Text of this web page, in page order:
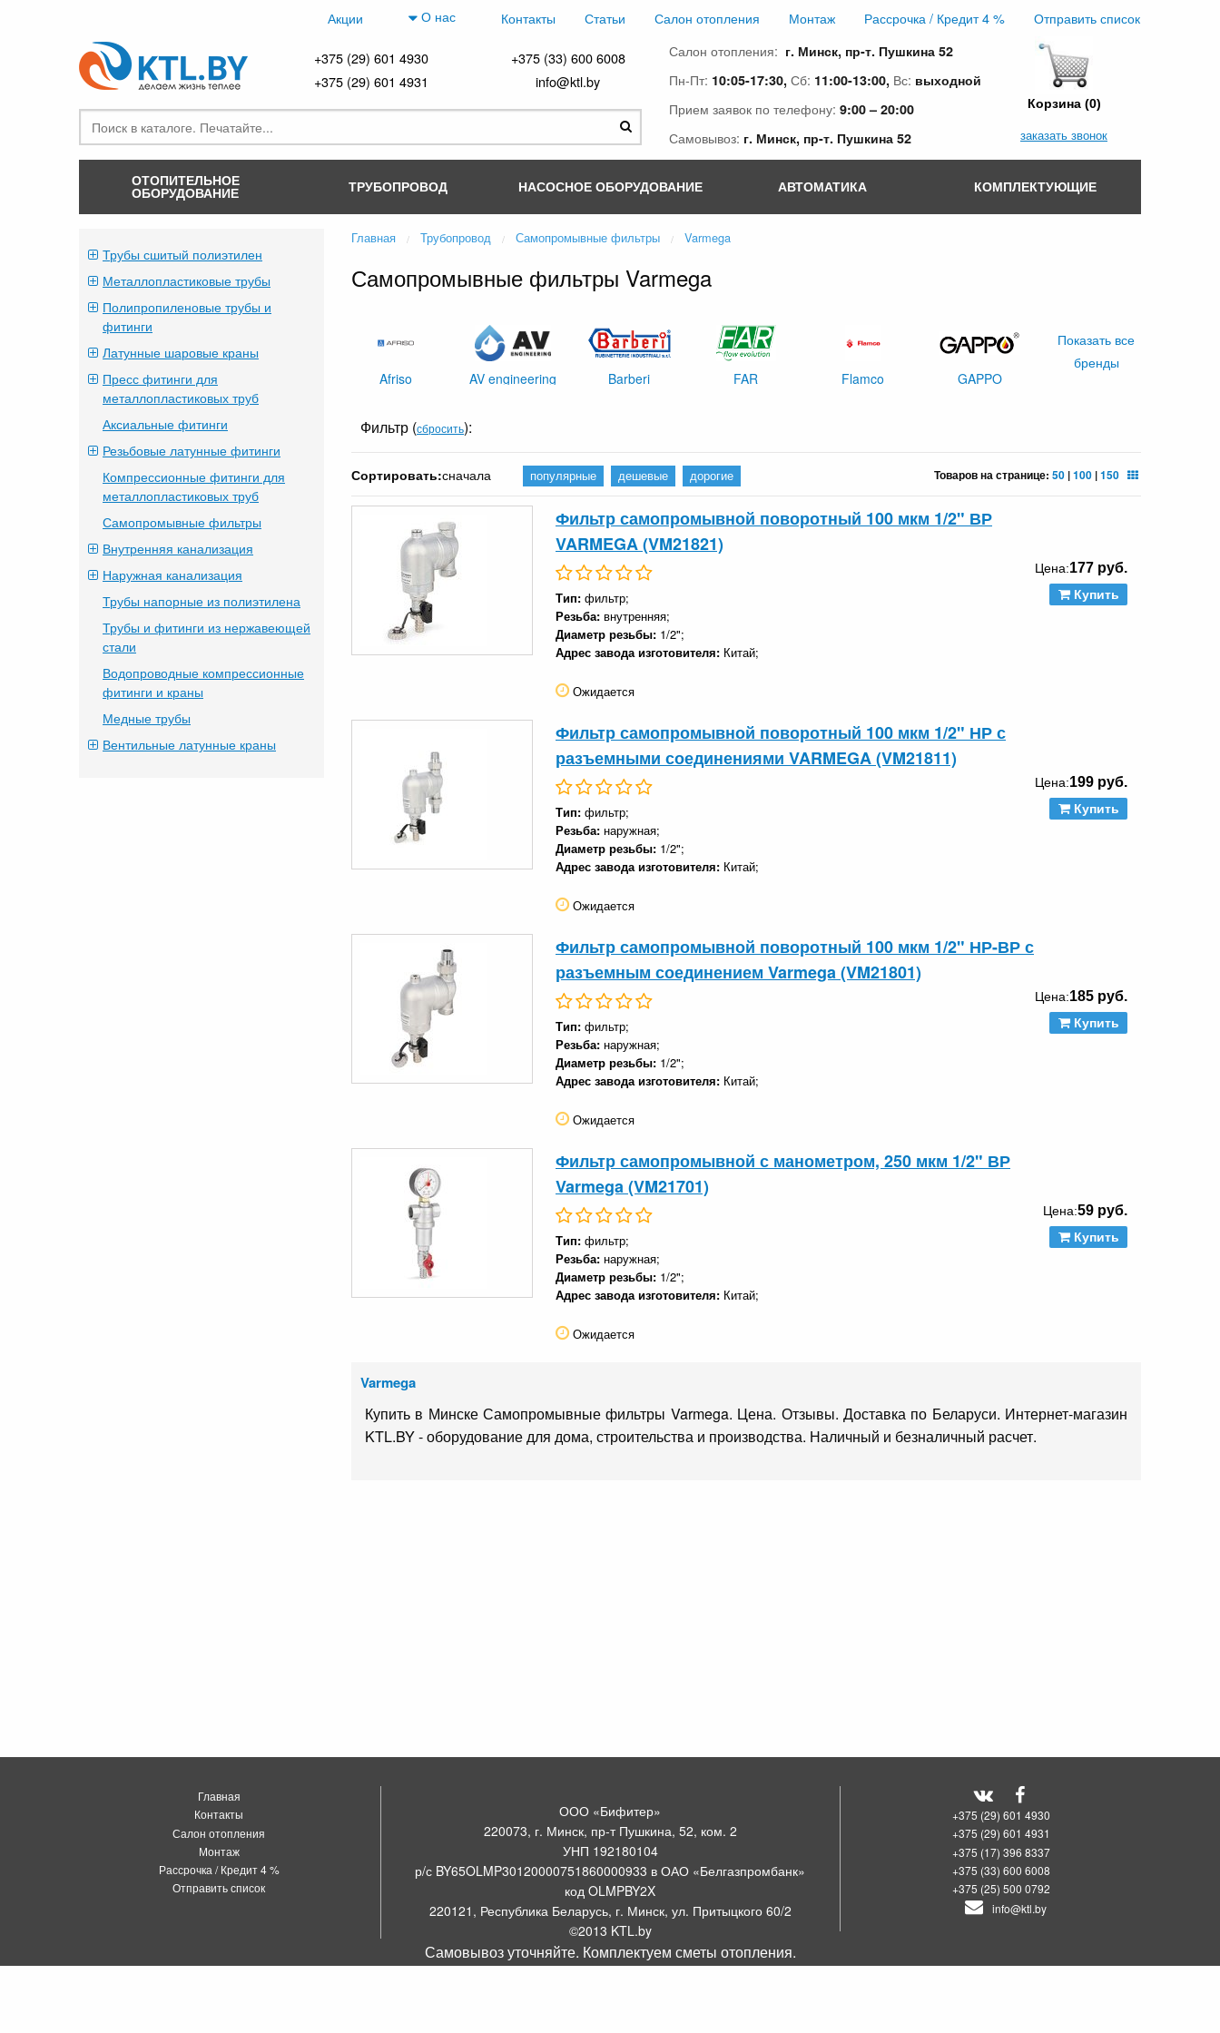
Акции О нас Контакты Статьи Салон отопления Монтаж Рассрочка / Кредит 4 % Отправить список
+375 (29) 601 4930
+375 (33) 600 6008
+375 (29) 601 4931
info@ktl.by
Салон отопления: г. Минск, пр-т. Пушкина 52
Пн-Пт: 10:05-17:30, Сб: 11:00-13:00, Вс: выходной
Прием заявок по телефону: 9:00 – 20:00
Самовывоз: г. Минск, пр-т. Пушкина 52
Корзина (0)
заказать звонок
ОТОПИТЕЛЬНОЕ
ОБОРУДОВАНИЕ ТРУБОПРОВОД НАСОСНОЕ ОБОРУДОВАНИЕ АВТОМАТИКА КОМПЛЕКТУЮЩИЕ
Трубы сшитый полиэтилен
Металлопластиковые трубы
Полипропиленовые трубы и
фитинги
Латунные шаровые краны
Пресс фитинги для
металлопластиковых труб
Аксиальные фитинги
Резьбовые латунные фитинги
Компрессионные фитинги для
металлопластиковых труб
Самопромывные фильтры
Внутренняя канализация
Наружная канализация
Трубы напорные из полиэтилена
Трубы и фитинги из нержавеющей
стали
Водопроводные компрессионные
фитинги и краны
Медные трубы
Вентильные латунные краны
Главная Трубопровод Самопромывные фильтры Varmega
Самопромывные фильтры Varmega
Afriso AV engineering Barberi FAR Flamco GAPPO
Показать все
бренды
Фильтр (сбросить):
Товаров на странице: 50 |100 |150
Сортировать:сначала популярные дешевые дорогие
Фильтр самопромывной поворотный 100 мкм 1/2" ВР
VARMEGA (VM21821)
Тип: фильтр;
Резьба: внутренняя;
Диаметр резьбы: 1/2";
Адрес завода изготовителя: Китай;
Ожидается
Цена:177 руб.
Купить
Фильтр самопромывной поворотный 100 мкм 1/2" НР с
разъемными соединениями VARMEGA (VM21811)
Тип: фильтр;
Резьба: наружная;
Диаметр резьбы: 1/2";
Адрес завода изготовителя: Китай;
Ожидается
Цена:199 руб.
Купить
Фильтр самопромывной поворотный 100 мкм 1/2" НР-ВР с
разъемным соединением Varmega (VM21801)
Тип: фильтр;
Резьба: наружная;
Диаметр резьбы: 1/2";
Адрес завода изготовителя: Китай;
Ожидается
Цена:185 руб.
Купить
Фильтр самопромывной с манометром, 250 мкм 1/2" ВР
Varmega (VM21701)
Тип: фильтр;
Резьба: наружная;
Диаметр резьбы: 1/2";
Адрес завода изготовителя: Китай;
Ожидается
Цена:59 руб.
Купить
Varmega
Купить в Минске Самопромывные фильтры Varmega. Цена. Отзывы. Доставка по Беларуси. Интернет-магазин
KTL.BY - оборудование для дома, строительства и производства. Наличный и безналичный расчет.
Главная
Контакты
Салон отопления
Монтаж
Рассрочка / Кредит 4 %
Отправить список
ООО «Бифитер»
220073, г. Минск, пр-т Пушкина, 52, ком. 2
УНП 192180104
р/с BY65OLMP30120000751860000933 в ОАО «Белгазпромбанк»
код OLMPBY2X
220121, Республика Беларусь, г. Минск, ул. Притыцкого 60/2
©2013 KTL.by
Пн-Пт:10:05-17:30Сб:11:00-13:00
+375 (29) 601 4930
+375 (29) 601 4931
+375 (17) 396 8337
+375 (33) 600 6008
+375 (25) 500 0792
info@ktl.by
Самовывоз уточняйте. Комплектуем сметы отопления.